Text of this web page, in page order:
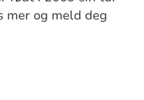
og meld deg